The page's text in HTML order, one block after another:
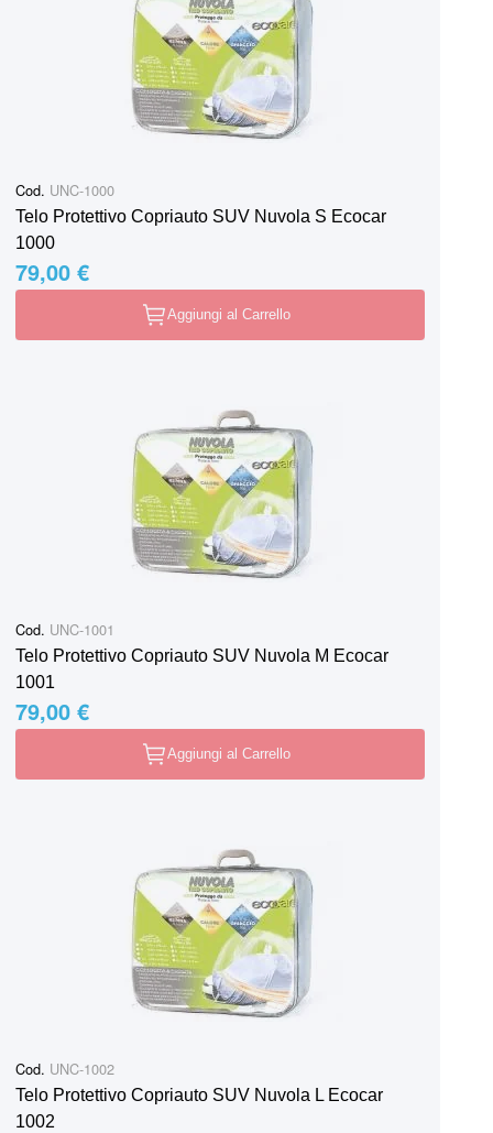
Cod. UNC-1000
Telo Protettivo Copriauto SUV Nuvola S Ecocar
1000
79,00 €
Aggiungi al Carrello
Cod. UNC-1001
Telo Protettivo Copriauto SUV Nuvola M Ecocar
1001
79,00 €
Aggiungi al Carrello
Cod. UNC-1002
Telo Protettivo Copriauto SUV Nuvola L Ecocar
1002